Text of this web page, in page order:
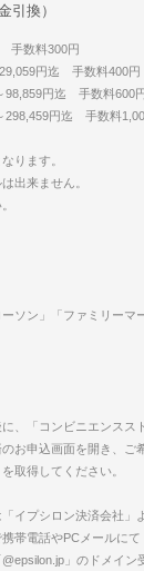
引換）
手数料300円
円迄 手数料400円
98,859円迄 手数料600
298,459円迄 手数料
ります。
出来ません。
ーソン」「ファミリーマ
、「コンビニエンスス
お申込画面を開き、ご
取得してください。
イプシロン決済会社」
帯電話やPCメールに
」のドメイン